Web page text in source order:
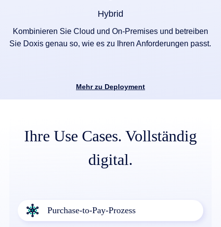
Hybrid
Kombinieren Sie Cloud und On-Premises und betreiben
Sie Doxis genau so, wie es zu Ihren Anforderungen passt.
Mehr zu Deployment
Ihre Use Cases. Vollständig
digital.
Purchase-to-Pay-Prozess